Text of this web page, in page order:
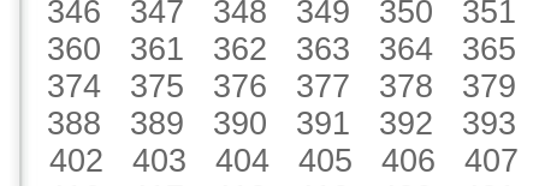
346
347 348 349 350
351
360
361 362 363 364
365
374
375 376 377 378
379
388
389 390 391 392
393
402
403 404 405 406
407